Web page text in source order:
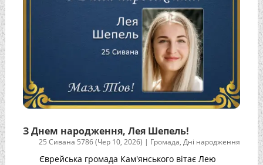
З Днем народження, Лея Шепель!
25 Сивана 5786 (Чер 10, 2026) | Громада,Дні народження
Єврейська громада Кам'янського вітає Лею